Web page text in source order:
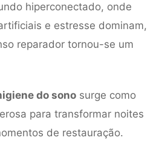
hiperconectado, onde
e estresse dominam,
reparador tornou-se um
do sono surge como
para transformar noites
de restauração.